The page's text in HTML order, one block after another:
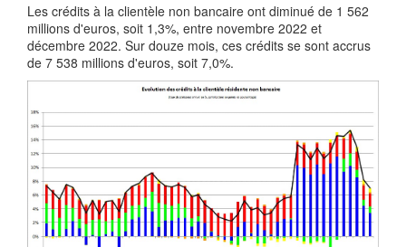
Les crédits à la clientèle non bancaire ont diminué de 1 562
millions d'euros, soit 1,3%, entre novembre 2022 et
décembre 2022. Sur douze mois, ces crédits se sont accrus
de 7 538 millions d'euros, soit 7,0%.